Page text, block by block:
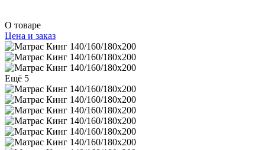
О товаре
Цена и заказ
Ещё 5